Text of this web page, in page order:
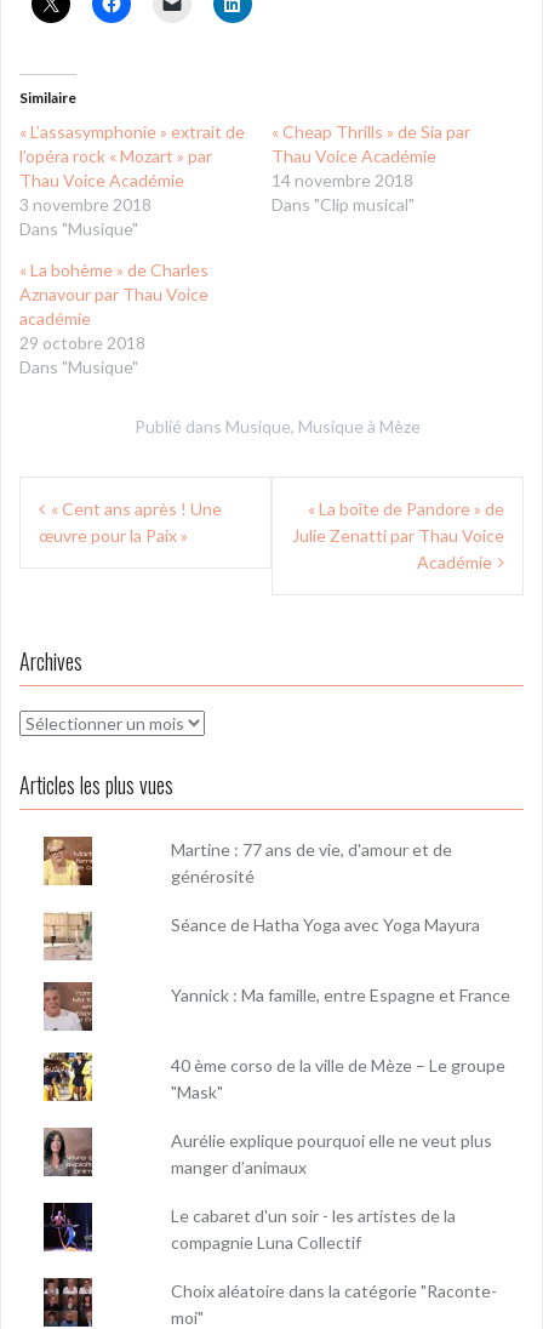
Similaire
« L’assasymphonie » extrait de
l’opéra rock « Mozart » par
Thau Voice Académie
3 novembre 2018
Dans "Musique"
« Cheap Thrills » de Sia par
Thau Voice Académie
14 novembre 2018
Dans "Clip musical"
« La bohème » de Charles
Aznavour par Thau Voice
académie
29 octobre 2018
Dans "Musique"
Publié dans Musique, Musique à Mèze
Navigation
de « Cent ans après ! Une
œuvre pour la Paix »
« La boîte de Pandore » de
Julie Zenatti par Thau Voice
Académie
Archives
Archives
Articles les plus vues
Martine : 77 ans de vie, d'amour et de
générosité
Séance de Hatha Yoga avec Yoga Mayura
Yannick : Ma famille, entre Espagne et France
40 ème corso de la ville de Mèze – Le groupe
"Mask"
Aurélie explique pourquoi elle ne veut plus
manger d’animaux
Le cabaret d'un soir - les artistes de la
compagnie Luna Collectif
Choix aléatoire dans la catégorie "Raconte-
moi"